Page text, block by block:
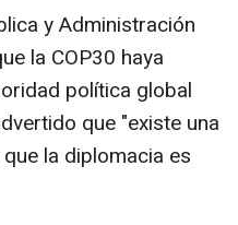
y Administración
la COP30 haya
política global
que "existe una
la diplomacia es